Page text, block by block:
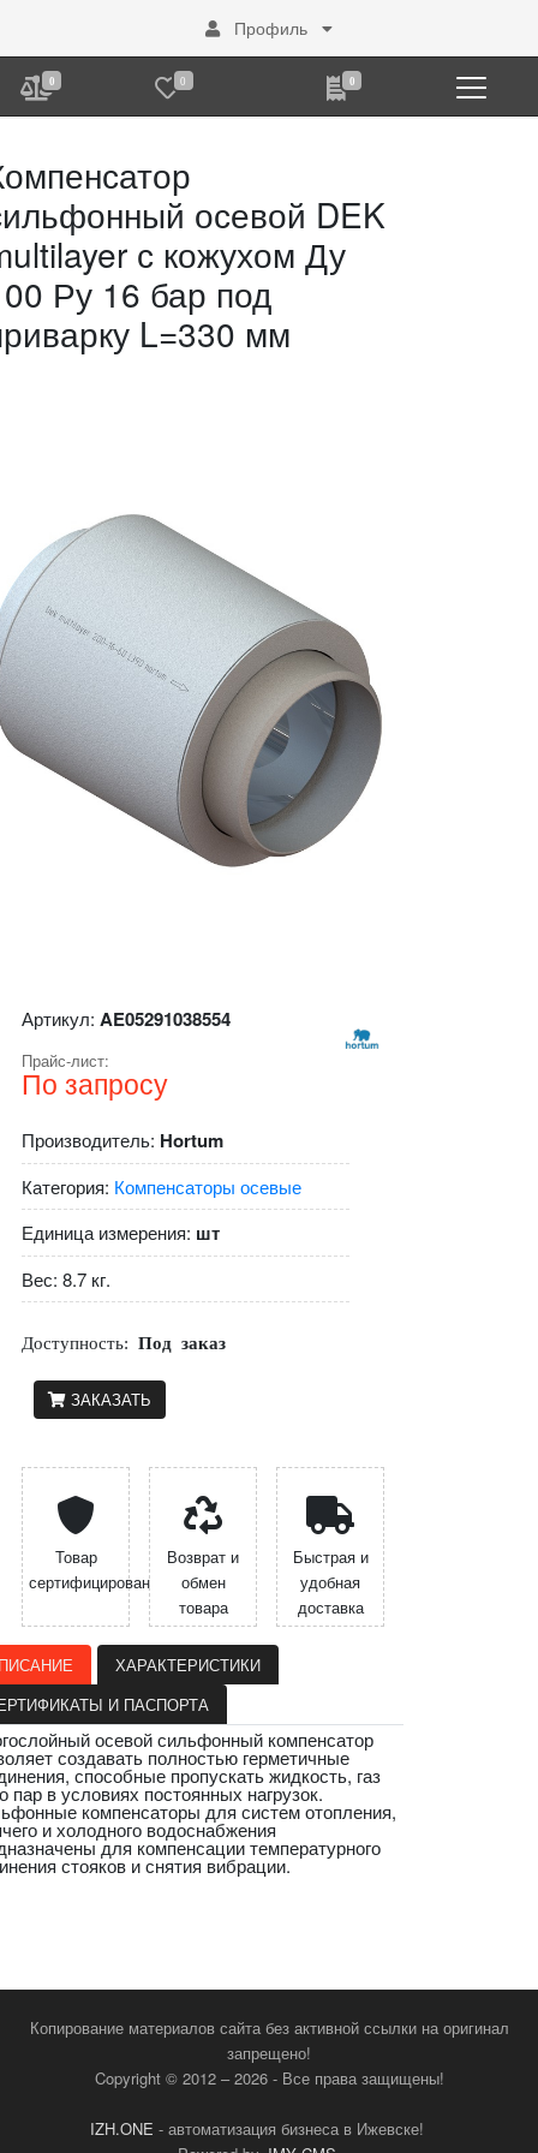
Профиль
0 0 0
осевой DEK
с кожухом Ду
Ру 16 бар под
L=330 мм
Артикул: AE05291038554
Прайс-лист:
По запросу
Производитель: Hortum
Категория: Компенсаторы осевые
Единица измерения: шт
Вес: 8.7 кг.
Доступность: Под заказ
ЗАКАЗАТЬ
Товар
сертифицирован
Возврат и
обмен
товара
Быстрая и
удобная
доставка
ХАРАКТЕРИСТИКИ
И ПАСПОРТА
осевой сильфонный компенсатор
создавать полностью герметичные
способные пропускать жидкость, газ
пар в условиях постоянных нагрузок.
компенсаторы для систем отопления,
и холодного водоснабжения
для компенсации температурного
стояков и снятия вибрации.
Копирование материалов сайта без активной ссылки на оригинал
запрещено!
Copyright © 2012 – 2026 - Все права защищены!
IZH.ONE - автоматизация бизнеса в Ижевске!